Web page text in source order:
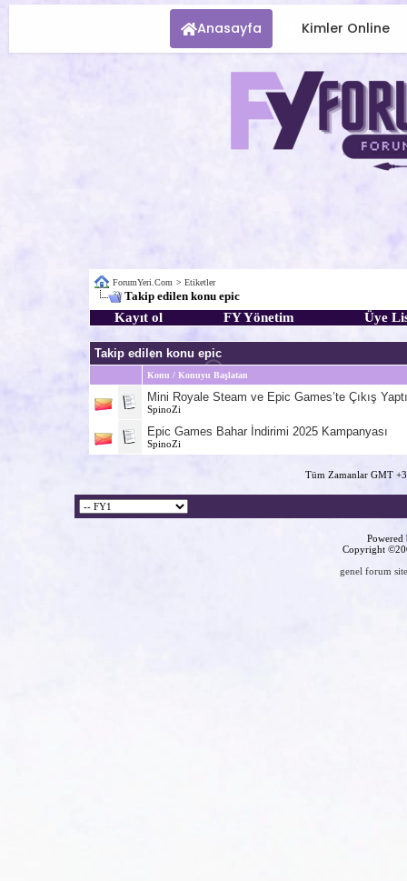
Anasayfa Kimler Online
ForumYeri.Com > Etiketler
Takip edilen konu epic
Kayıt ol FY Yönetim Üye
Takip edilen konu epic
Konu / Konuyu Başlatan
Mini Royale Steam ve Epic Games’te Çıkış
SpinoZi
Epic Games Bahar İndirimi 2025 Kampanyası
SpinoZi
Tüm Zamanlar GMT
Copyright
genel forum